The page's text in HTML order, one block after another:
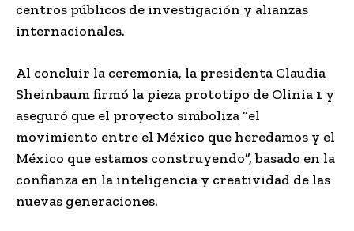
centros públicos de investigación y alianzas
internacionales.
Al concluir la ceremonia, la presidenta Claudia
Sheinbaum firmó la pieza prototipo de Olinia 1 y
aseguró que el proyecto simboliza “el
movimiento entre el México que heredamos y el
México que estamos construyendo”, basado en la
confianza en la inteligencia y creatividad de las
nuevas generaciones.